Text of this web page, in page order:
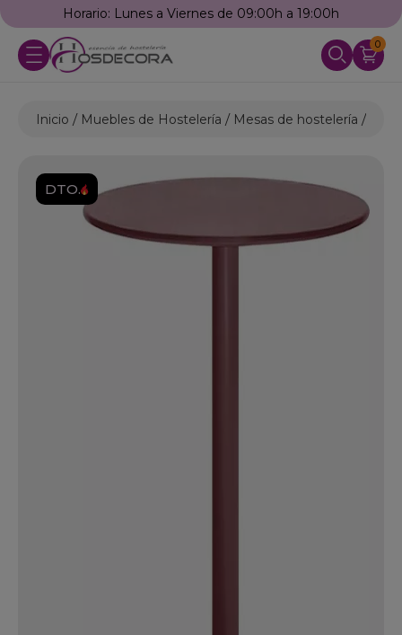
Horario: Lunes a Viernes de 09:00h a 19:00h
0
Inicio Muebles de Hostelería Mesas de hostelería
DTO.